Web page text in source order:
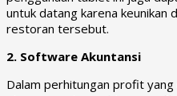
untuk datang karena keunikan
restoran tersebut.
2. Software Akuntansi
Dalam perhitungan profit